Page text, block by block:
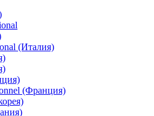
(Италия)
(Франция)